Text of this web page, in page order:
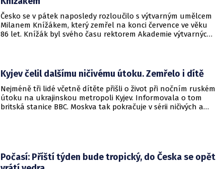
Česko se v pátek naposledy rozloučilo s výtvarným umělcem
Milanem Knížákem, který zemřel na konci července ve věku
86 let. Knížák byl svého času rektorem Akademie výtvarných
Kyjev čelil dalšímu ničivému útoku. Zemřelo i dítě
Nejméně tři lidé včetně dítěte přišli o život při nočním ruském
útoku na ukrajinskou metropoli Kyjev. Informovala o tom
britská stanice BBC. Moskva tak pokračuje v sérii ničivých a
Počasí: Příští týden bude tropický, do Česka se opět